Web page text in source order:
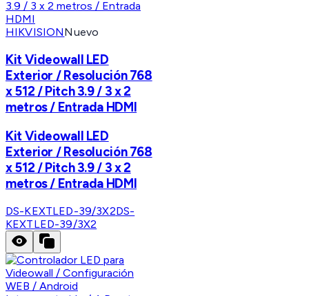
HIKVISIONNuevo
Kit Videowall LED
Exterior / Resolución 768
x 512 / Pitch 3.9 / 3 x 2
metros / Entrada HDMI
Kit Videowall LED
Exterior / Resolución 768
x 512 / Pitch 3.9 / 3 x 2
metros / Entrada HDMI
DS-KEXTLED-39/3X2DS-
KEXTLED-39/3X2